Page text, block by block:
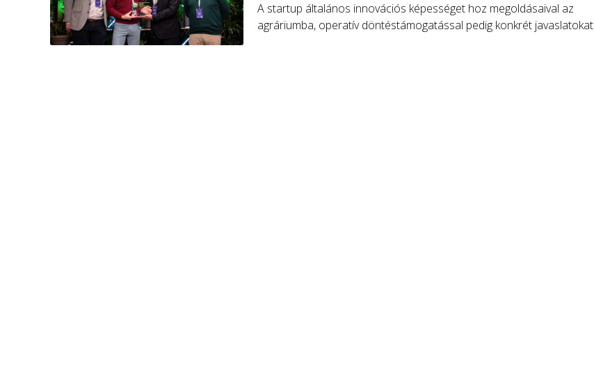
A startup általános innovációs képességet hoz megoldásaival az
agráriumba, operatív döntéstámogatással pedig konkrét javaslatokat